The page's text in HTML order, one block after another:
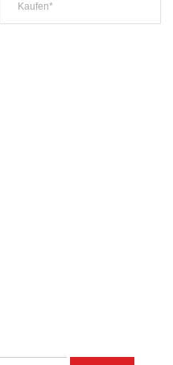
Kaufen*